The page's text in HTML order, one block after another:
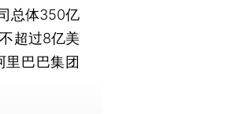
总体350亿
超过8亿美
里巴巴集团